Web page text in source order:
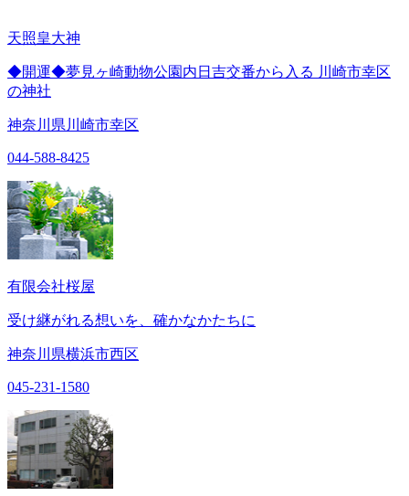
天照皇大神
◆開運◆夢見ヶ崎動物公園内日吉交番から入る 川崎市幸区
の神社
神奈川県川崎市幸区
044-588-8425
有限会社桜屋
受け継がれる想いを、確かなかたちに
神奈川県横浜市西区
045-231-1580